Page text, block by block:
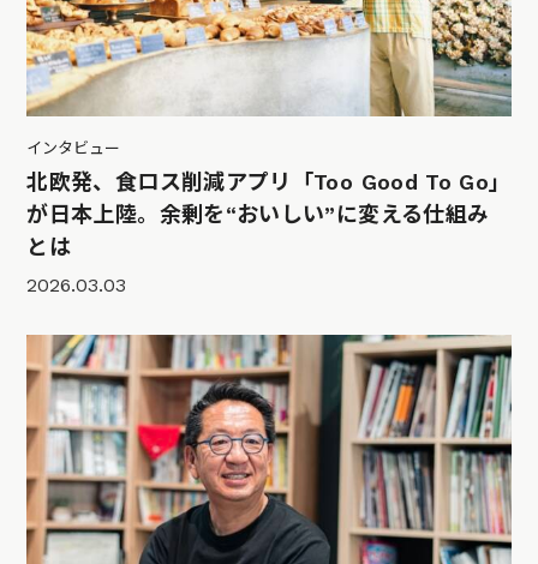
インタビュー
北欧発、食ロス削減アプリ「Too Good To Go」
が日本上陸。余剰を“おいしい”に変える仕組み
とは
2026.03.03